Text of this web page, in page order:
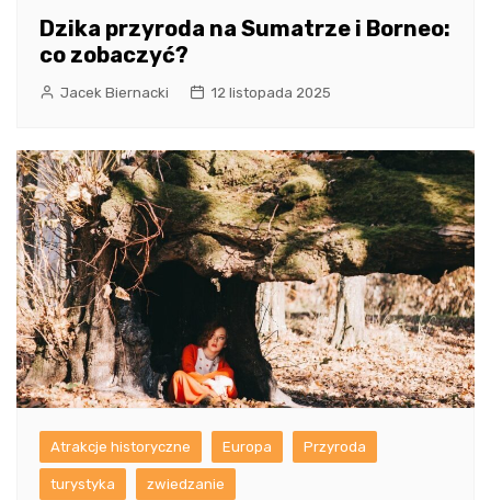
Dzika przyroda na Sumatrze i Borneo:
co zobaczyć?
Jacek Biernacki 12 listopada 2025
Atrakcje historyczne Europa Przyroda
turystyka zwiedzanie